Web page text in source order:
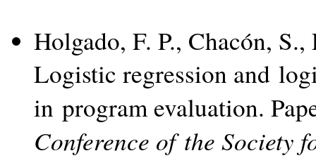
Holgado, F. P., Chacón,
Logistic regression and
in program evaluation.
Conference of the Society